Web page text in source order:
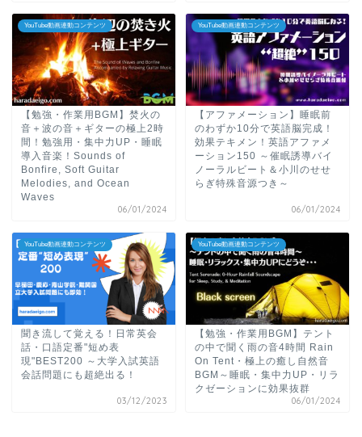
YouTube動画連動コンテンツ
【勉強・作業用BGM】焚火の
音＋波の音＋ギターの極上2時
間！勉強用・集中力UP・睡眠
導入音楽！Sounds of
Bonfire, Soft Guitar
Melodies, and Ocean
Waves
06/01/2024
YouTube動画連動コンテンツ
【アファメーション】睡眠前
のわずか10分で英語脳完成！
効果テキメン！英語アファメ
ーション150 ～催眠誘導バイ
ノーラルビート＆小川のせせ
らぎ特殊音源つき～
06/01/2024
YouTube動画連動コンテンツ
聞き流して覚える！日常英会
話・口語定番"短め表
現"BEST200 ～大学入試英語
会話問題にも超絶出る！
03/12/2023
YouTube動画連動コンテンツ
【勉強・作業用BGM】テント
の中で聞く雨の音4時間 Rain
On Tent・極上の癒し自然音
BGM～睡眠・集中力UP・リラ
クゼーションに効果抜群
06/01/2024